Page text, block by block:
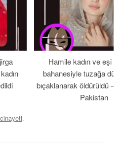
Hamile kadın ve eşi
bahanesiyle tuzağa
bıçaklanarak öldürüldü –
Pakistan
.